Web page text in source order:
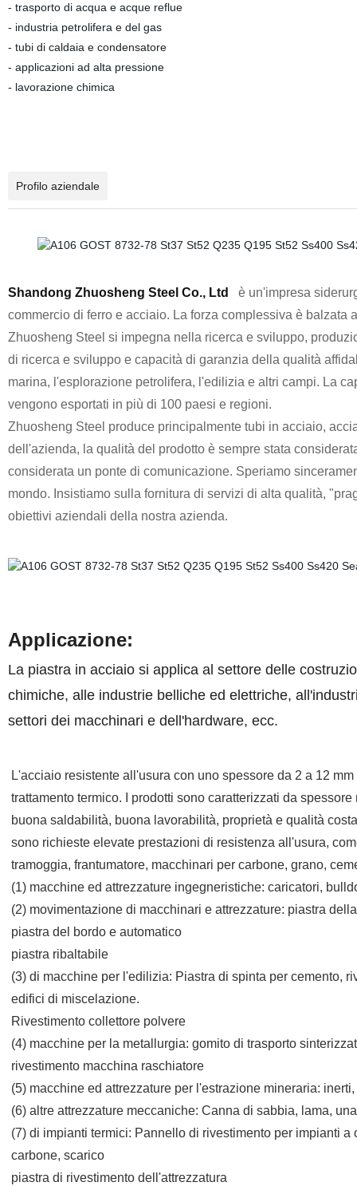
- trasporto di acqua e acque reflue
- industria petrolifera e del gas
- tubi di caldaia e condensatore
- applicazioni ad alta pressione
- lavorazione chimica
Profilo aziendale
Shandong Zhuosheng Steel Co., Ltd
è un'impresa
commercio di ferro e acciaio. La forza complessiva è
Zhuosheng Steel si impegna nella ricerca e sviluppo,
di ricerca e sviluppo e capacità di garanzia della qualità
marina, l'esplorazione petrolifera, l'edilizia e altri campi. La
vengono esportati in più di 100 paesi e regioni.
Zhuosheng Steel produce principalmente tubi in acciaio,
dell'azienda, la qualità del prodotto è sempre stata
considerata un ponte di comunicazione. Speriamo
mondo. Insistiamo sulla fornitura di servizi di alta qualità,
obiettivi aziendali della nostra azienda.
Applicazione:
La piastra in acciaio si applica al settore delle
chimiche, alle industrie belliche ed elettriche,
settori dei macchinari e dell'hardware, ecc.
L'acciaio resistente all'usura con uno spessore da 2 a 12
trattamento termico. I prodotti sono caratterizzati da
buona saldabilità, buona lavorabilità, proprietà e qualità
sono richieste elevate prestazioni di resistenza all'usura,
tramoggia, frantumatore, macchinari per carbone, grano,
(1) macchine ed attrezzature ingegneristiche: caricatori,
(2) movimentazione di macchinari e attrezzature: piastra
piastra del bordo e automatico
piastra ribaltabile
(3) di macchine per l'edilizia: Piastra di spinta per cemento,
edifici di miscelazione.
Rivestimento collettore polvere
(4) macchine per la metallurgia: gomito di trasporto
rivestimento macchina raschiatore
(5) macchine ed attrezzature per l'estrazione mineraria:
(6) altre attrezzature meccaniche: Canna di sabbia, lama,
(7) di impianti termici: Pannello di rivestimento per impianti
carbone, scarico
piastra di rivestimento dell'attrezzatura